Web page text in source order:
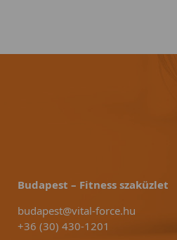
Budapest – Fitness szaküzlet
budapest@vital-force.hu
+36 (30) 430-1201